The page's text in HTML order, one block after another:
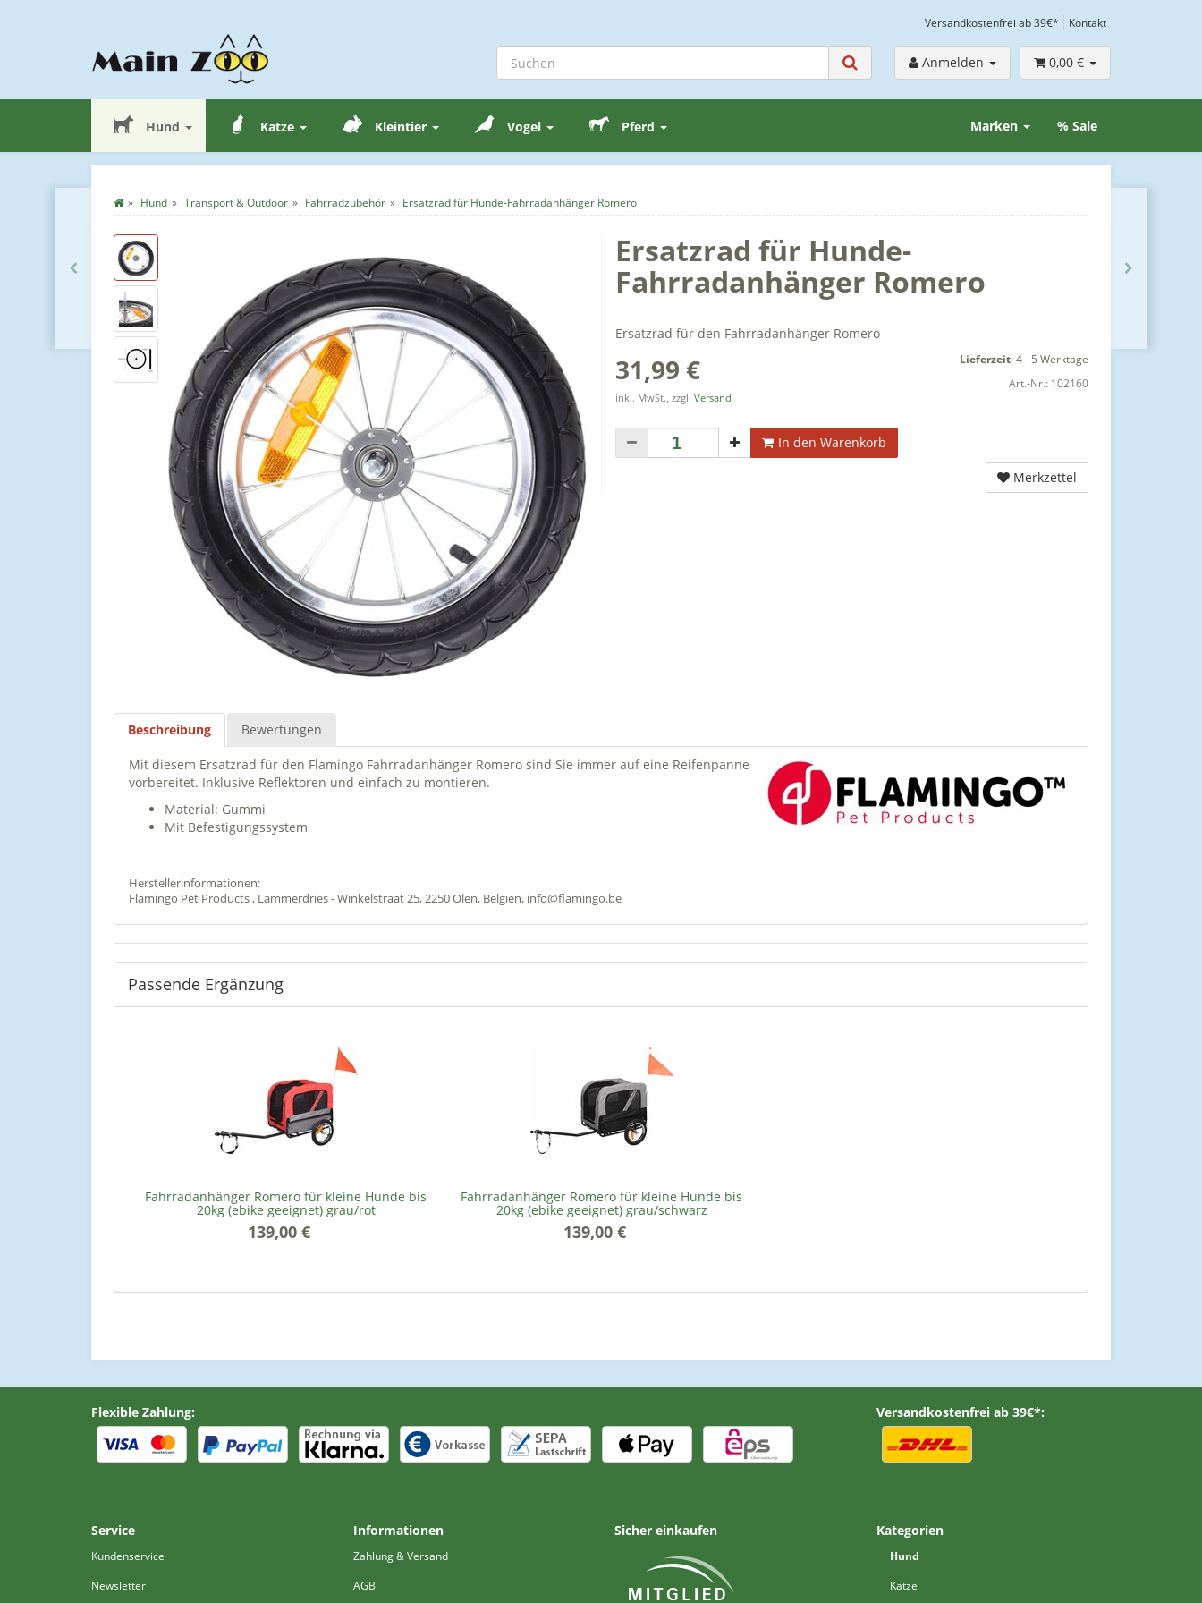
Versandkostenfrei ab 39€* Kontakt
Anmelden 0,00 €
Hund Katze Kleintier Vogel Pferd % Sale
Marken
Hund Transport & Outdoor Fahrradzubehör Ersatzrad für Hunde-Fahrradanhänger Romero
Ersatzrad für Hunde-
Fahrradanhänger Romero
Ersatzrad für den Fahrradanhänger Romero
31,99 €
inkl. MwSt., zzgl. Versand
Lieferzeit:4 - 5 Werktage
Art.-Nr.: 102160
In den Warenkorb
Merkzettel
Beschreibung Bewertungen
Mit diesem Ersatzrad für den Flamingo Fahrradanhänger Romero sind Sie immer auf eine Reifenpanne
vorbereitet. Inklusive Reflektoren und einfach zu montieren.
Material: Gummi
Mit Befestigungssystem
Herstellerinformationen:
Flamingo Pet Products , Lammerdries - Winkelstraat 25, 2250 Olen, Belgien, info@flamingo.be
Passende Ergänzung
Fahrradanhänger Romero für kleine Hunde bis
20kg (ebike geeignet) grau/rot
139,00 €
Fahrradanhänger Romero für kleine Hunde bis
20kg (ebike geeignet) grau/schwarz
139,00 €
Flexible Zahlung: Versandkostenfrei ab 39€*:
Service
Kundenservice
Newsletter
Informationen
Zahlung & Versand
AGB
Sicher einkaufen Kategorien
Hund
Katze